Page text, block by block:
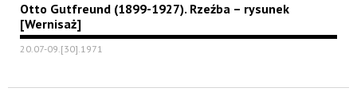
Otto Gutfreund (1899-1927). Rzeźba – rysunek
[Wernisaż]
20.07-09.[30].1971